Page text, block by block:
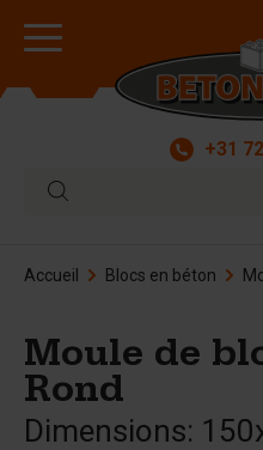
+31
Accueil Blocs en béton
Moule de
Rond
Dimensions: